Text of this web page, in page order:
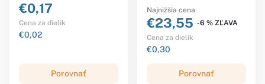
€0,17
Cena za dielik
€0,02
Porovnať
Najnižšia cena
€23,55 -6 % ZĽAVA
Cena za dielik
€0,30
Porovnať